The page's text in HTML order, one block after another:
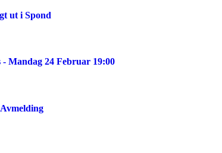
ut i Spond
Mandag 24 Februar 19:00